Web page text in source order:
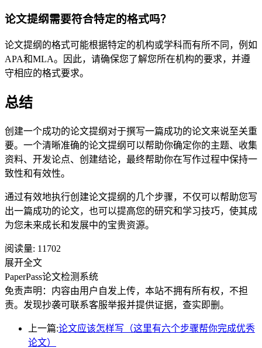
论文提纲需要符合特定的格式吗？
论文提纲的格式可能根据特定的机构或学科而有所不同，例如
APA和MLA。因此，请确保您了解您所在机构的要求，并遵
守相应的格式要求。
总结
创建一个成功的论文提纲对于撰写一篇成功的论文来说至关重
要。一个清晰准确的论文提纲可以帮助你确定你的主题、收集
资料、开发论点、创建结论，最终帮助你在写作过程中保持一
致性和有效性。
通过有效地执行创建论文提纲的几个步骤，不仅可以帮助您写
出一篇成功的论文，也可以提高您的研究和学习技巧，使其成
为您未来成长和发展中的宝贵资源。
阅读量: 11702
展开全文
PaperPass论文检测系统
免责声明：内容由用户自发上传，本站不拥有所有权，不担
责。发现抄袭可联系客服举报并提供证据，查实即删。
上一篇:论文应该怎样写（这里有六个步骤帮你完成优秀
论文）